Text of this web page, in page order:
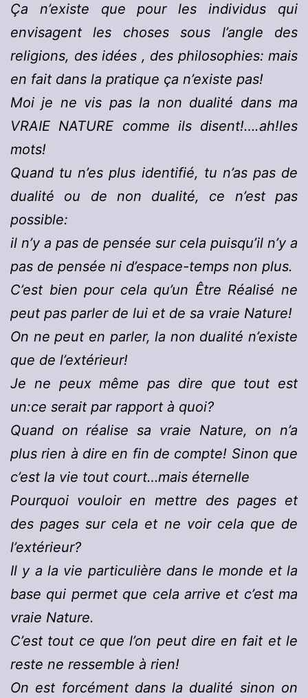
Ça n’existe que pour les individus qui
envisagent les choses sous l’angle des
religions, des idées , des philosophies: mais
en fait dans la pratique ça n’existe pas!
Moi je ne vis pas la non dualité dans ma
VRAIE NATURE comme ils disent!….ah!les
mots!
Quand tu n’es plus identifié, tu n’as pas de
dualité ou de non dualité, ce n’est pas
possible:
il n’y a pas de pensée sur cela puisqu’il n’y a
pas de pensée ni d’espace-temps non plus.
C’est bien pour cela qu’un Être Réalisé ne
peut pas parler de lui et de sa vraie Nature!
On ne peut en parler, la non dualité n’existe
que de l’extérieur!
Je ne peux même pas dire que tout est
un:ce serait par rapport à quoi?
Quand on réalise sa vraie Nature, on n’a
plus rien à dire en fin de compte! Sinon que
c’est la vie tout court…mais éternelle
Pourquoi vouloir en mettre des pages et
des pages sur cela et ne voir cela que de
l’extérieur?
Il y a la vie particulière dans le monde et la
base qui permet que cela arrive et c’est ma
vraie Nature.
C’est tout ce que l’on peut dire en fait et le
reste ne ressemble à rien!
On est forcément dans la dualité sinon on